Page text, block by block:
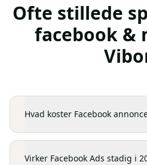
Ofte stillede
facebook &
Hvad koster Facebook
Virker Facebook Ads stadig i